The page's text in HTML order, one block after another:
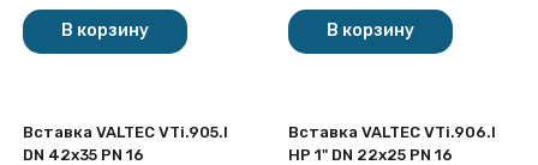
В корзину В корзину
Вставка VALTEC VTi.905.I
DN 42x35 PN 16
Вставка VALTEC VTi.906.I
НР 1" DN 22x25 PN 16